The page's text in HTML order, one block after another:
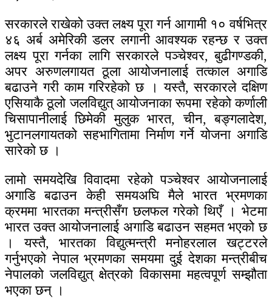
सरकारले राखेको उक्त लक्ष्य पूरा गर्न आगामी १० वर्षभित्र
४६ अर्ब अमेरिकी डलर लगानी आवश्यक रहन्छ र उक्त
लक्ष्य पूरा गर्नका लागि सरकारले पञ्चेश्वर, बुढीगण्डकी,
अपर अरुणलगायत ठूला आयोजनालाई तत्काल अगाडि
बढाउने गरी काम गरिरहेको छ । यस्तै, सरकारले दक्षिण
एसियाकै ठूलो जलविद्युत् आयोजनाका रूपमा रहेको कर्णाली
चिसापानीलाई छिमेकी मुलुक भारत, चीन, बङ्गलादेश,
भुटानलगायतको सहभागितामा निर्माण गर्ने योजना अगाडि
सारेको छ ।
लामो समयदेखि विवादमा रहेको पञ्चेश्वर आयोजनालाई
अगाडि बढाउन केही समयअघि मैले भारत भ्रमणका
क्रममा भारतका मन्त्रीसँग छलफल गरेको थिएँ । भेटमा
भारत उक्त आयोजनालाई अगाडि बढाउन सहमत भएको छ
। यस्तै, भारतका विद्युत्मन्त्री मनोहरलाल खट्टरले
गर्नुभएको नेपाल भ्रमणका समयमा दुई देशका मन्त्रीबीच
नेपालको जलविद्युत् क्षेत्रको विकासमा महत्वपूर्ण सम्झौता
भएका छन् ।